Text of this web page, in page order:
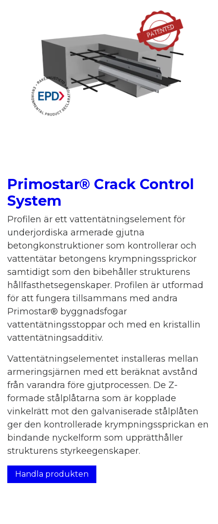
Primostar® Crack Control
System
Profilen är ett vattentätningselement för
underjordiska armerade gjutna
betongkonstruktioner som kontrollerar och
vattentätar betongens krympningssprickor
samtidigt som den bibehåller strukturens
hållfasthetsegenskaper. Profilen är utformad
för att fungera tillsammans med andra
Primostar® byggnadsfogar
vattentätningsstoppar och med en kristallin
vattentätningsadditiv.
Vattentätningselementet installeras mellan
armeringsjärnen med ett beräknat avstånd
från varandra före gjutprocessen. De Z-
formade stålplåtarna som är kopplade
vinkelrätt mot den galvaniserade stålplåten
ger den kontrollerade krympningssprickan en
bindande nyckelform som upprätthåller
strukturens styrkeegenskaper.
Handla produkten